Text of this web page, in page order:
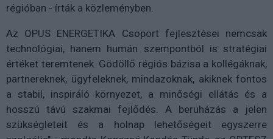
régióban - írták a közleményben.
Az OPUS ENERGETIKA Csoport fejlesztései nemcsak
technológiai, hanem humán szempontból is stratégiai
értéket teremtenek. Gödöllő régiós bázisa a kollégáknak,
partnereknek, ügyfeleknek, mindazoknak, akiknek fontos
a stabil, inspiráló környezet, a minőségi ellátás és a
hosszú távú szakmai fejlődés. A beruházás a jelen
szükségleteit és a holnap lehetőségeit egyszerre